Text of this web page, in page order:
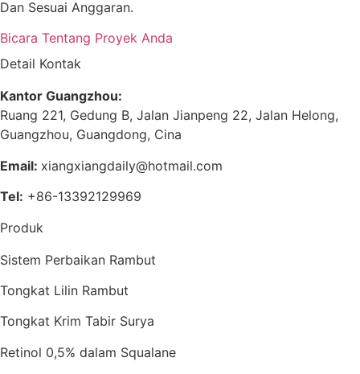
Dan Sesuai Anggaran.
Bicara Tentang Proyek Anda
Detail Kontak
Kantor Guangzhou:
Ruang 221, Gedung B, Jalan Jianpeng 22, Jalan Helong,
Guangzhou, Guangdong, Cina
Email: xiangxiangdaily@hotmail.com
Tel: +86-13392129969
Produk
Sistem Perbaikan Rambut
Tongkat Lilin Rambut
Tongkat Krim Tabir Surya
Retinol 0,5% dalam Squalane